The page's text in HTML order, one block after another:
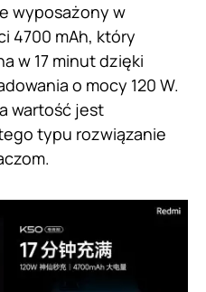
wyposażony w
4700 mAh, który
w 17 minut dzięki
o mocy 120 W.
wartość jest
typu rozwiązanie